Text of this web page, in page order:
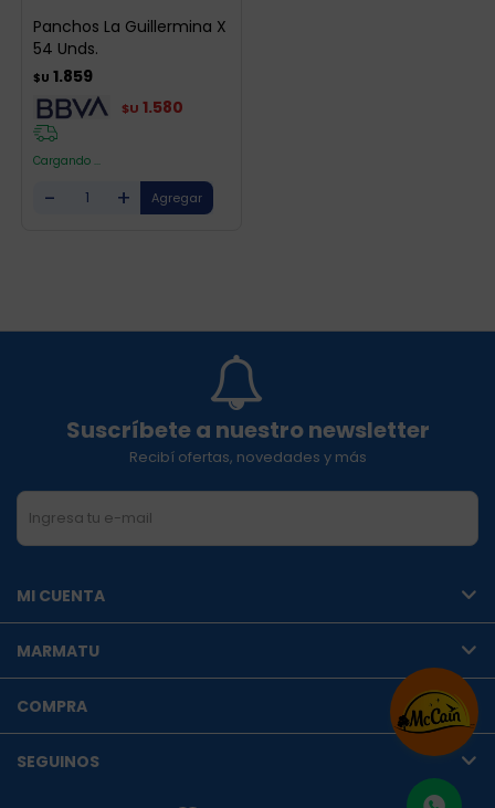
Panchos La Guillermina X
54 Unds.
$U 1.859
$U 1.580
Cargando ...
- +
Suscríbete a nuestro newsletter
Recibí ofertas, novedades y más
MI CUENTA
MARMATU
COMPRA
SEGUINOS